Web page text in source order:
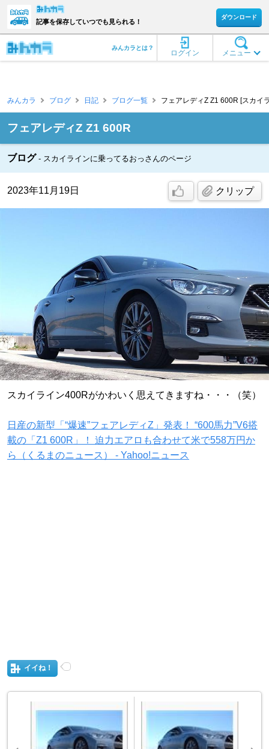
記事を保存していつでも見られる！
ダウンロード
メニュー
ログイン
みんカラとは？
みんカラ ブログ 日記 ブログ一覧 フェアレディZ Z1 600R [スカイ
フェアレディZ Z1 600R
ブログ スカイラインに乗ってるおっさんのページ
2023年11月19日 クリップ
スカイライン400Rがかわいく思えてきますね・・・（笑）
日産の新型「“爆速”フェアレディZ」発表！ “600馬力”V6搭
載の「Z1 600R」！ 迫力エアロも合わせて米で558万円か
ら（くるまのニュース） - Yahoo!ニュース
イイね！